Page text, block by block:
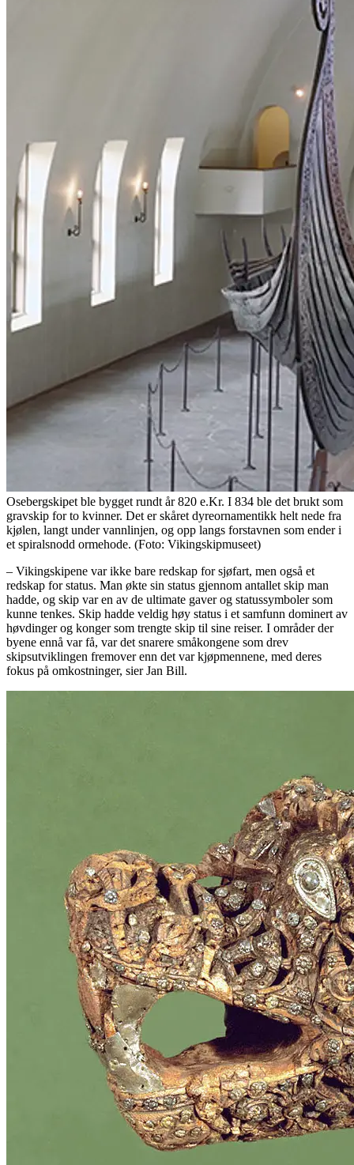
Osebergskipet ble bygget rundt år 820 e.Kr. I 834 ble det brukt som
gravskip for to kvinner. Det er skåret dyreornamentikk helt nede fra
kjølen, langt under vannlinjen, og opp langs forstavnen som ender i
et spiralsnodd ormehode. (Foto: Vikingskipmuseet)
– Vikingskipene var ikke bare redskap for sjøfart, men også et
redskap for status. Man økte sin status gjennom antallet skip man
hadde, og skip var en av de ultimate gaver og statussymboler som
kunne tenkes. Skip hadde veldig høy status i et samfunn dominert av
høvdinger og konger som trengte skip til sine reiser. I områder der
byene ennå var få, var det snarere småkongene som drev
skipsutviklingen fremover enn det var kjøpmennene, med deres
fokus på omkostninger, sier Jan Bill.